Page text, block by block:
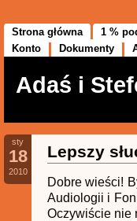
Strona główna 1 %
Konto
Dokumenty
Adaś i
sty
18
2010
Lepszy
Dobre wieści!
Audiologii i
Oczywiście nie